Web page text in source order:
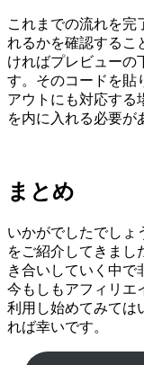
これまでの流れを完
れるかを確認するこ
ければプレビューの
す。そのコードを貼
アウトにも対応する
を内に入れる必要が
まとめ
いかがでしたでしょ
をご紹介してきまし
き合いしていく中で
今もしもアフィリエ
利用し始めてみては
れば幸いです。